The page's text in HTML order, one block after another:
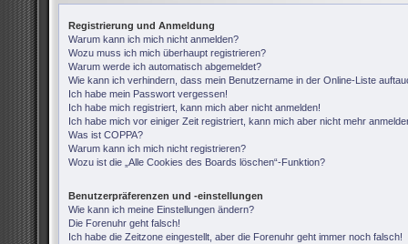
Registrierung und Anmeldung
Warum kann ich mich nicht anmelden?
Wozu muss ich mich überhaupt registrieren?
Warum werde ich automatisch abgemeldet?
Wie kann ich verhindern, dass mein Benutzername in der Online-Liste
Ich habe mein Passwort vergessen!
Ich habe mich registriert, kann mich aber nicht anmelden!
Ich habe mich vor einiger Zeit registriert, kann mich aber nicht mehr
Was ist COPPA?
Warum kann ich mich nicht registrieren?
Wozu ist die „Alle Cookies des Boards löschen“-Funktion?
Benutzerpräferenzen und -einstellungen
Wie kann ich meine Einstellungen ändern?
Die Forenuhr geht falsch!
Ich habe die Zeitzone eingestellt, aber die Forenuhr geht immer noch falsch!